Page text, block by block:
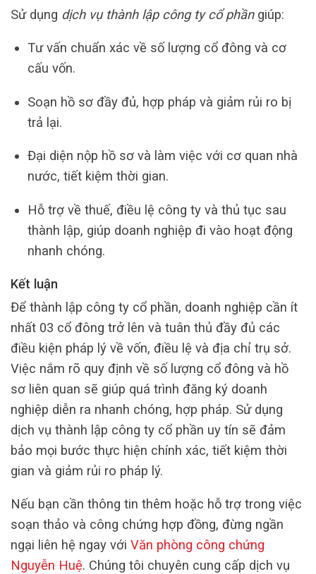
Sử dụng dịch vụ thành lập công ty cổ phầngiúp:
Tư vấn chuẩn xác về số lượng cổ đông và cơ
cấu vốn.
Soạn hồ sơ đầy đủ, hợp pháp và giảm rủi ro bị
trả lại.
Đại diện nộp hồ sơ và làm việc với cơ quan nhà
nước, tiết kiệm thời gian.
Hỗ trợ về thuế, điều lệ công ty và thủ tục sau
thành lập, giúp doanh nghiệp đi vào hoạt động
nhanh chóng.
Kết luận
Để thành lập công ty cổ phần, doanh nghiệp cần ít
nhất 03 cổ đông trở lên và tuân thủ đầy đủ các
điều kiện pháp lý về vốn, điều lệ và địa chỉ trụ sở.
Việc nắm rõ quy định về số lượng cổ đông và hồ
sơ liên quan sẽ giúp quá trình đăng ký doanh
nghiệp diễn ra nhanh chóng, hợp pháp. Sử dụng
dịch vụ thành lập công ty cổ phần uy tín sẽ đảm
bảo mọi bước thực hiện chính xác, tiết kiệm thời
gian và giảm rủi ro pháp lý.
Nếu bạn cần thông tin thêm hoặc hỗ trợ trong việc
soạn thảo và công chứng hợp đồng, đừng ngần
ngại liên hệ ngay với Văn phòng công chứng
Nguyễn Huệ. Chúng tôi chuyên cung cấp dịch vụ